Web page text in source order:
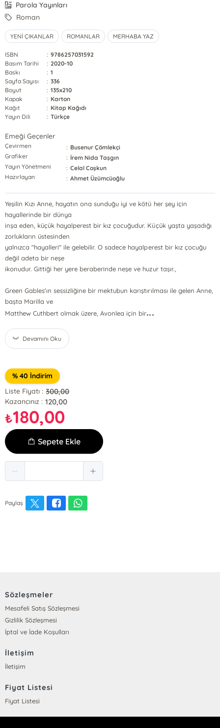
Parola Yayınları
Roman
YENİ ÇIKANLAR ROMANLAR MERHABA YAZ
ISBN : 9786257031592
Basım Tarihi
: 2020-10
Baskı
: 1
Sayfa Sayısı
: 336
Boyut
: 135x210
Kapak
: Karton
Kağıt
: Kitap Kağıdı
Yayın Dili
: Türkçe
Emeği Geçenler
Çevirmen : Busenur Çömlekçi
Grafiker
: İrem Nida Taşgın
Yayın Yönetmeni
: Celal Coşkun
Hazırlayan
: Ahmet Üzümcüoğlu
Yeşilin Kızı Anne, hayatın ona sunduğu iyi ve kötü her şey için
hayallerinde bir dünya
inşa eden, küçük hayalperest bir kız çocuğudur. Küçük yaşta yaşadığı
zorlukların üstesinden
yalnızca "hayalleri" ile gelebilir. O sadece hayalperest bir kız çocuğu
değil adeta bir neşe
ikonudur. Gittiği her yere beraberinde neşe ve huzur taşır.,
Green Gables'ın sessizliğine bir mektubun karıştırılması ile gelen Anne,
başta Marilla ve
Matthew Cuthbert olmak üzere, Avonlea için bir...
Devamını Oku
% 40 İndirim
Liste Fiyatı : 300,00
Kazancınız : 120,00
₺180,00
Sepete Ekle
Paylaş
Sözleşmeler
Mesafeli Satış Sözleşmesi
Gizlilik Sözleşmesi
İptal ve İade Koşulları
İletişim
İletişim
Fiyat Listesi
Fiyat Listesi